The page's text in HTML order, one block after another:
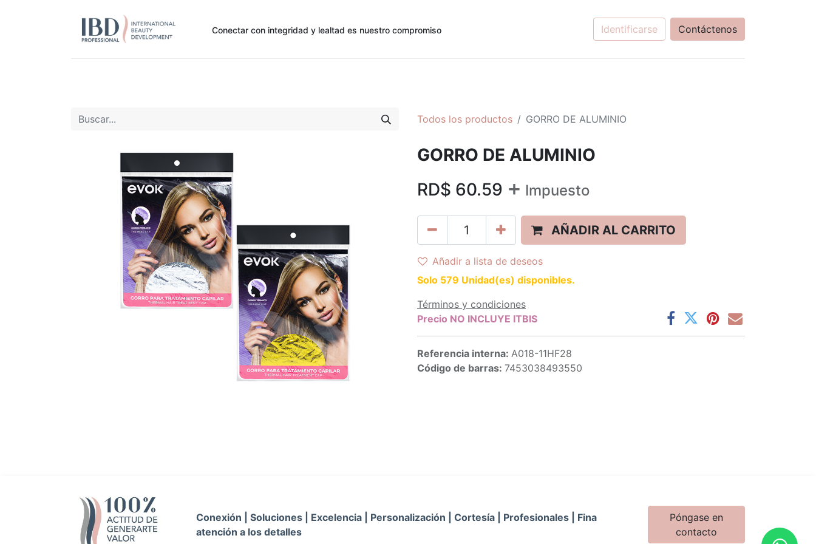
Conectar con integridad y lealtad es nuestro compromiso Identificarse Contáctenos
Todos los productos GORRO DE ALUMINIO
GORRO DE ALUMINIO
RD$ 60.59 + Impuesto
AÑADIR AL CARRITO
Añadir a lista de deseos
Solo 579 Unidad(es) disponibles.
Términos y condiciones
Precio NO INCLUYE ITBIS
Referencia interna: A018-11HF28
Código de barras: 7453038493550
Conexión | Soluciones | Excelencia | Personalización | Cortesía | Profesionales | Fina
atención a los detalles
Póngase en
contacto